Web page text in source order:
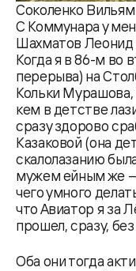
Соколенко
С Коммунара у
Шахматов Леонид
Когда я в 86-м во
перерыва) на
Кольки Мурашова,
кем в детстве
сразу здорово
Казаковой (она
скалолазанию
мужем ейным же —
чего умного
что Авиатор я за
прошел, сразу,
Оба они тогда